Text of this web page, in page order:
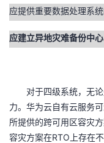
应提供重要数据处理系
应建立异地灾难备份中
对于四级系统， 无
力。华为云自有云服务
所提供的跨可用区容灾
容灾方案在RTO 上存在